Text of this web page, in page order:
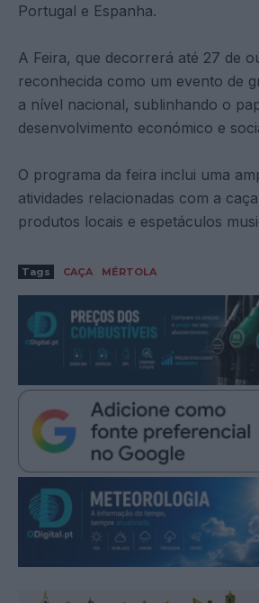
Portugal e Espanha.
A Feira, que decorrerá até 27 de
reconhecida como um evento de
a nível nacional, sublinhando o
desenvolvimento económico e
O programa da feira inclui uma
atividades relacionadas com a
produtos locais e espetáculos
Tags CAÇA MÉRTOLA